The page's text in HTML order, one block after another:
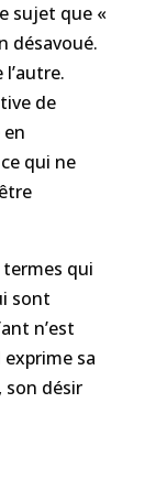
sujet que «
désavoué.
de
qui ne
qui
sont
n’est
sa
désir